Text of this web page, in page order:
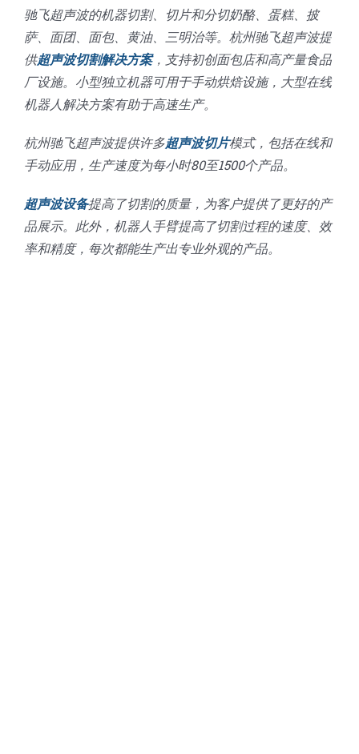
驰飞超声波的机器切割、切片和分切奶酪、蛋糕、披
萨、面团、面包、黄油、三明治等。杭州驰飞超声波提
供超声波切割解决方案，支持初创面包店和高产量食品
厂设施。小型独立机器可用于手动烘焙设施，大型在线
机器人解决方案有助于高速生产。
杭州驰飞超声波提供许多超声波切片模式，包括在线和
手动应用，生产速度为每小时80至1500个产品。
超声波设备提高了切割的质量，为客户提供了更好的产
品展示。此外，机器人手臂提高了切割过程的速度、效
率和精度，每次都能生产出专业外观的产品。